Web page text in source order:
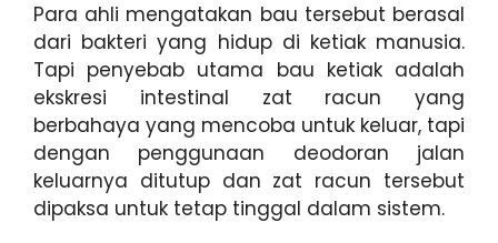
Para ahli mengatakan bau tersebut berasal
dari bakteri yang hidup di ketiak manusia.
Tapi penyebab utama bau ketiak adalah
ekskresi intestinal zat racun yang
berbahaya yang mencoba untuk keluar, tapi
dengan penggunaan deodoran jalan
keluarnya ditutup dan zat racun tersebut
dipaksa untuk tetap tinggal dalam sistem.